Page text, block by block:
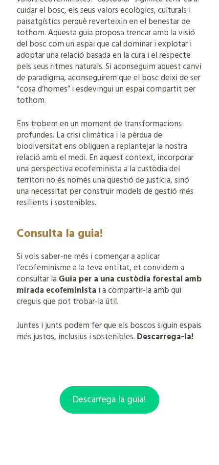
cuidar el bosc, els seus valors ecològics, culturals i
paisatgístics perquè reverteixin en el benestar de
tothom. Aquesta guia proposa trencar amb la visió
del bosc com un espai que cal dominar i explotar i
adoptar una relació basada en la cura i el respecte
pels seus ritmes naturals. Si aconseguim aquest canvi
de paradigma, aconseguirem que el bosc deixi de ser
“cosa d’homes” i esdevingui un espai compartit per
tothom.
Ens trobem en un moment de transformacions
profundes. La crisi climàtica i la pèrdua de
biodiversitat ens obliguen a replantejar la nostra
relació amb el medi. En aquest context, incorporar
una perspectiva ecofeminista a la custòdia del
territori no és només una qüestió de justícia, sinó
una necessitat per construir models de gestió més
resilients i sostenibles.
Consulta la guia!
Si vols saber-ne més i començar a aplicar
l’ecofeminisme a la teva entitat, et convidem a
consultar la Guia per a una custòdia forestal amb
mirada ecofeminista i a compartir-la amb qui
creguis que pot trobar-la útil.
Juntes i junts podem fer que els boscos siguin espais
més justos, inclusius i sostenibles. Descarrega-la!
Descarrega la guia!